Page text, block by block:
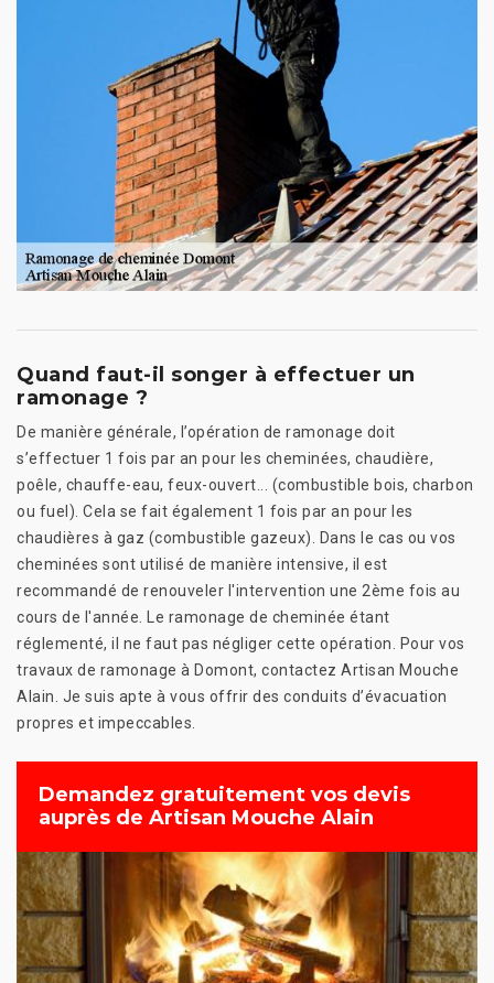
Quand faut-il songer à effectuer un
ramonage ?
De manière générale, l’opération de ramonage doit
s’effectuer 1 fois par an pour les cheminées, chaudière,
poêle, chauffe-eau, feux-ouvert... (combustible bois, charbon
ou fuel). Cela se fait également 1 fois par an pour les
chaudières à gaz (combustible gazeux). Dans le cas ou vos
cheminées sont utilisé de manière intensive, il est
recommandé de renouveler l'intervention une 2ème fois au
cours de l'année. Le ramonage de cheminée étant
réglementé, il ne faut pas négliger cette opération. Pour vos
travaux de ramonage à Domont, contactez Artisan Mouche
Alain. Je suis apte à vous offrir des conduits d’évacuation
propres et impeccables.
Demandez gratuitement vos devis
auprès de Artisan Mouche Alain